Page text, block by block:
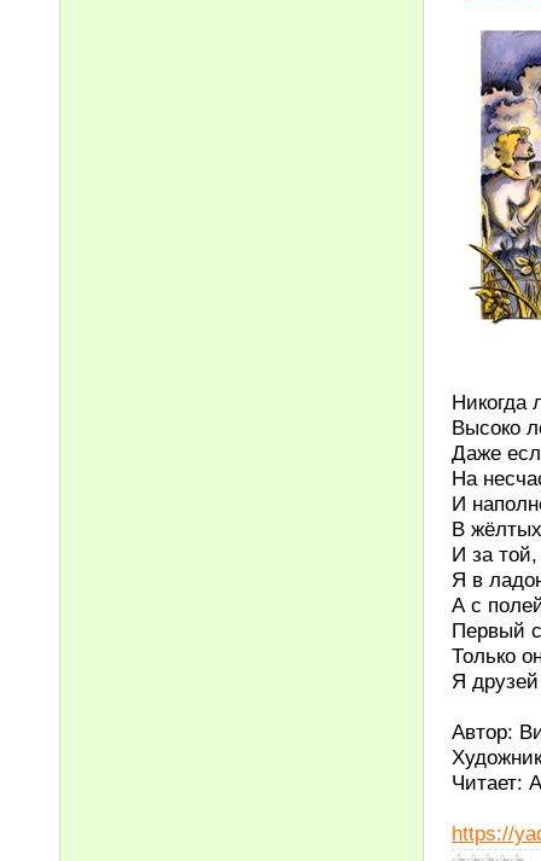
Никогда
Высоко
Даже
На
И
В
И за
Я в
А с
Первый
Только
Я
Автор:
Читает:
https://